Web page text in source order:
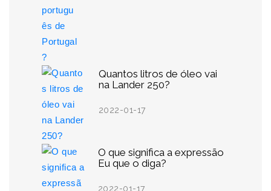
Quantos litros de óleo vai
na Lander 250?
2022-01-17
O que significa a expressão
Eu que o diga?
2022-01-17